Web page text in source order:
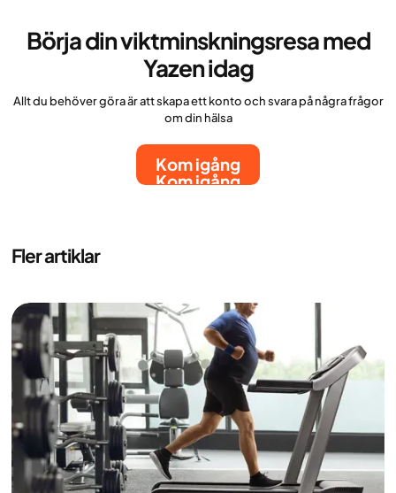
Börja din viktminskningsresa med
Yazen idag
Allt du behöver göra är att skapa ett konto och svara på några frågor
om din hälsa
Kom igång
Kom igång
Fler artiklar